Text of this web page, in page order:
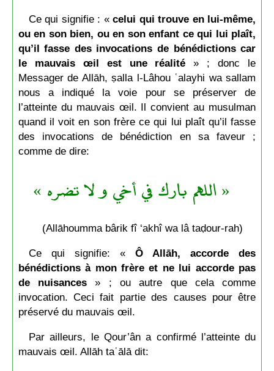
Ce qui signifie : «celui qui trouve en lui-même,
ou en son bien, ou en son enfant ce qui lui plaît,
qu’il fasse des invocations de bénédictions car
le mauvais œil est une réalité » ; donc le
Messager de Allāh, ṣalla l-Lâhou ʿalayhi wa sallam
nous a indiqué la voie pour se préserver de
l’atteinte du mauvais œil. Il convient au musulman
quand il voit en son frère ce qui lui plaît qu’il fasse
des invocations de bénédiction en sa faveur ;
comme de dire:
« اللهم بارك في أخي و لا تضره »
(Allāhoumma bârik fî ‘akhî wa lâ taḍour-rah)
Ce qui signifie: «Ô Allāh, accorde des
bénédictions à mon frère et ne lui accorde pas
de nuisances» ; ou autre que cela comme
invocation. Ceci fait partie des causes pour être
préservé du mauvais œil.
Par ailleurs, le Qour’ân a confirmé l’atteinte du
mauvais œil. Allāh taʿālā dit: